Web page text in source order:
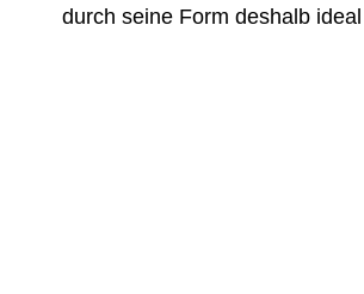
durch seine Form deshalb